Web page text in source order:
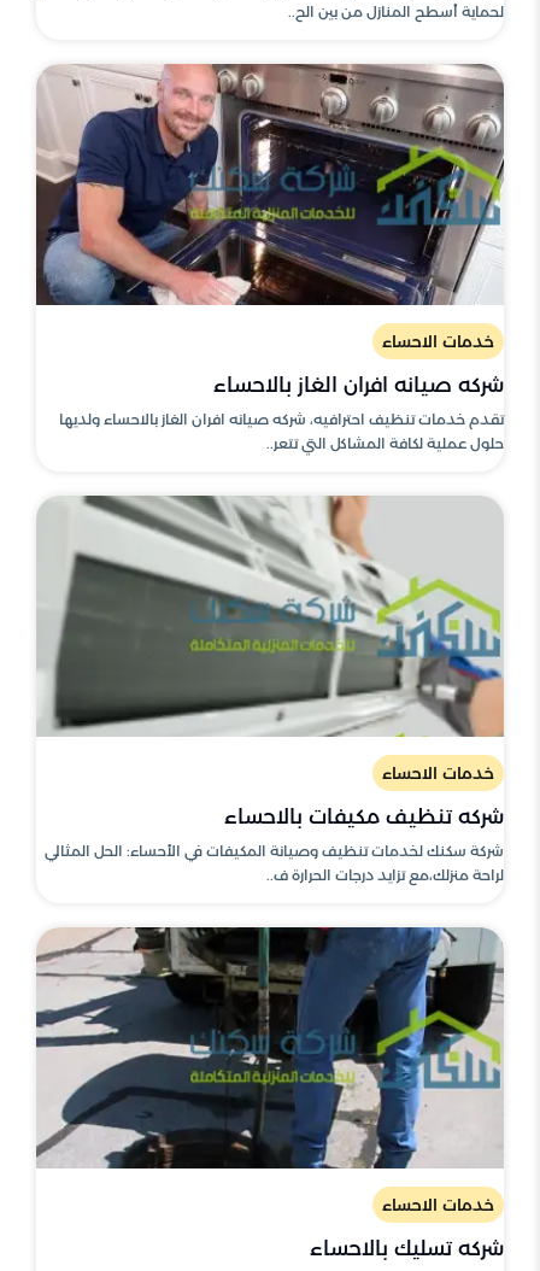
لحماية أسطح المنازل من بين الح..
خدمات الاحساء
شركه صيانه افران الغاز بالاحساء
تقدم خدمات تنظيف احترافيه، شركه صيانه افران الغاز بالاحساء ولديها
حلول عملية لكافة المشاكل التي تتعر..
خدمات الاحساء
شركه تنظيف مكيفات بالاحساء
شركة سكنك لخدمات تنظيف وصيانة المكيفات في الأحساء: الحل المثالي
لراحة منزلك،مع تزايد درجات الحرارة ف..
خدمات الاحساء
شركه تسليك بالاحساء